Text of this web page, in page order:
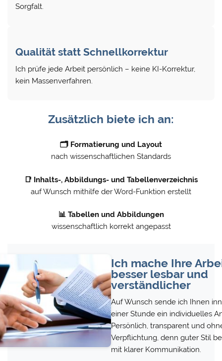
Sorgfalt.
Qualität statt Schnellkorrektur
Ich prüfe jede Arbeit persönlich – keine KI-Korrektur,
kein Massenverfahren.
Zusätzlich biete ich an:
🗂️ Formatierung und Layout
nach wissenschaftlichen Standards
📑 Inhalts-, Abbildungs- und Tabellenverzeichnis
auf Wunsch mithilfe der Word-Funktion erstellt
📊 Tabellen und Abbildungen
wissenschaftlich korrekt angepasst
Ich mache Ihre
besser lesbar und
verständlicher
Auf Wunsch sende ich Ihnen
einer Stunde ein individuelles
Persönlich, transparent und
Verpflichtung, denn guter Stil
mit klarer Kommunikation.